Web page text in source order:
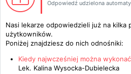
Odpowiedź udzielona
Nasi lekarze odpowiedzieli już na kilka
użytkowników.
Poniżej znajdziesz do nich odnośniki:
Kiedy najwcześniej można
Lek. Kalina Wysocka-Dubielecka